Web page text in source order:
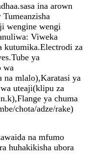
ina arown
wengine wengi
Viweka
kutumika.Electrodi za
ya
wa
mlalo),Karatasi ya
uteaji(klipu za
ya chuma
chota/adze/rake)
na mfumo
huhakikisha ubora